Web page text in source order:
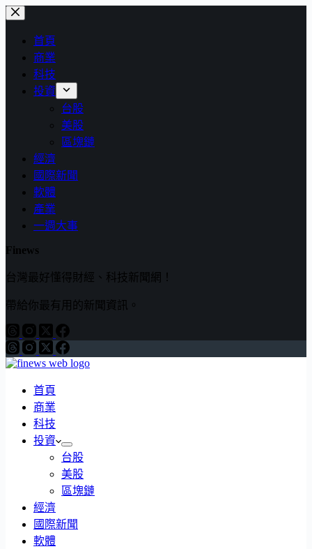
跳
首頁
商業
科技
投資
台股
美股
區塊鏈
經濟
國際新聞
軟體
產業
一週大事
Finews
台灣最好懂得財經、科技新聞網！
帶給你最有用的新聞資訊。
首頁
商業
科技
投資
台股
美股
區塊鏈
經濟
國際新聞
軟體